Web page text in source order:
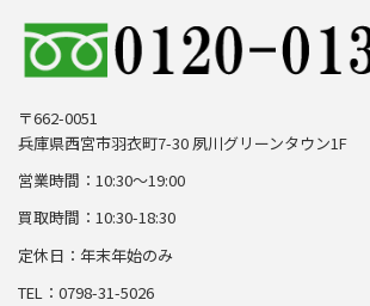
〒662-0051
兵庫県西宮市羽衣町7-30 夙川グリーンタウン1F
営業時間：10:30～19:00
買取時間：10:30-18:30
定休日：年末年始のみ
TEL：0798-31-5026